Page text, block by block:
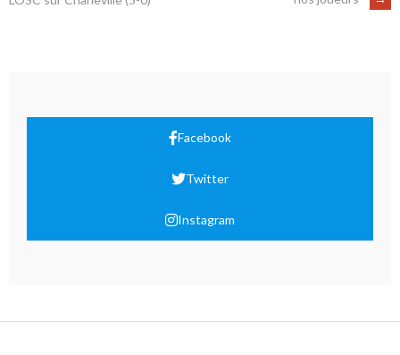
Facebook
Twitter
Instagram